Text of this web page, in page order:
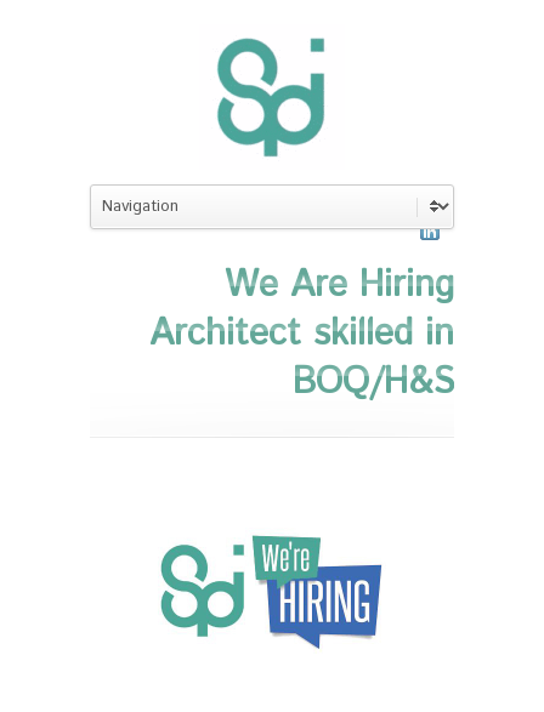
We Are Hiring
Architect skilled in
BOQ/H&S